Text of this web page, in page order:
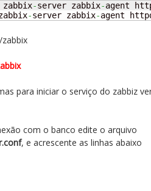
-server zabbix-agent
-server zabbix-agent
para iniciar o serviço do zabbiz
com o banco edite o arquivo
, e acrescente as linhas abaixo